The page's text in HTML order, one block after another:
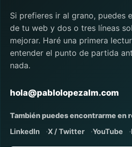
Si prefieres ir al grano, puedes
de tu web y dos o tres líneas
mejorar. Haré una primera
entender el punto de partida
nada.
hola@pablolopezalm.com
También puedes encontrarme en
LinkedIn
X / Twitter YouTube